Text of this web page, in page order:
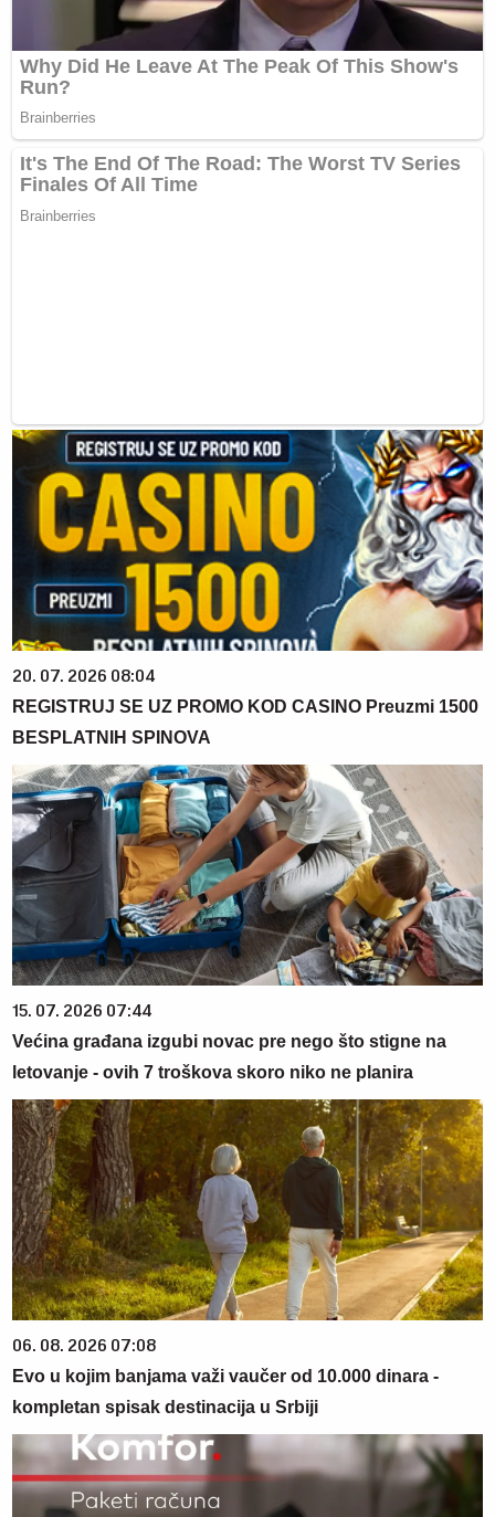
20. 07. 2026 08:04
REGISTRUJ SE UZ PROMO KOD CASINO Preuzmi 1500
BESPLATNIH SPINOVA
15. 07. 2026 07:44
Većina građana izgubi novac pre nego što stigne na
letovanje - ovih 7 troškova skoro niko ne planira
06. 08. 2026 07:08
Evo u kojim banjama važi vaučer od 10.000 dinara -
kompletan spisak destinacija u Srbiji